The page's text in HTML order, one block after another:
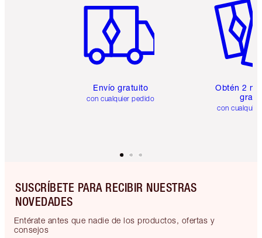
Envío gratuito
con cualquier pedido
Obtén 2
gratis
con
SUSCRÍBETE PARA RECIBIR NUESTRAS
NOVEDADES
Entérate antes que nadie de los productos, ofertas y
consejos